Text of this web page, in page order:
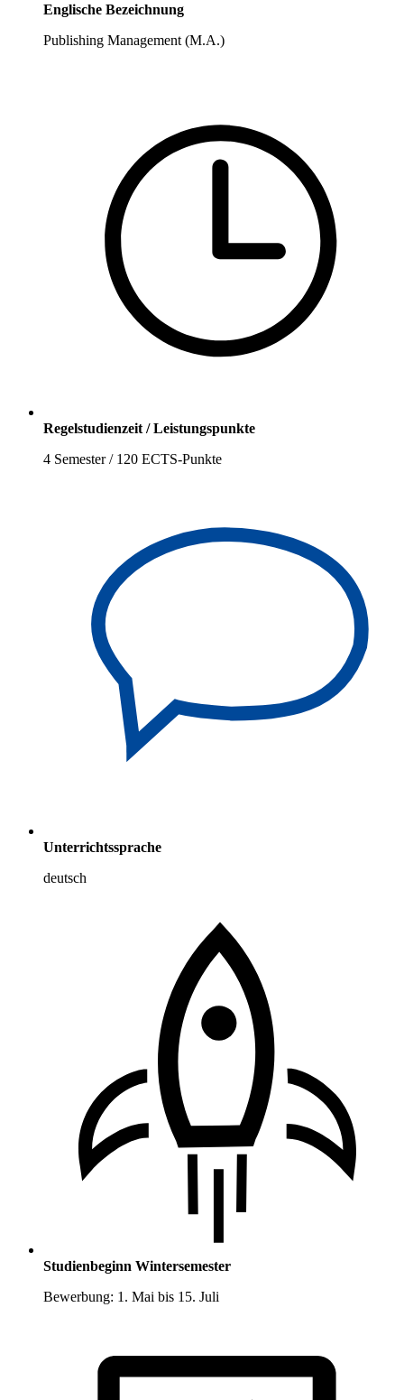
Englische Bezeichnung
Publishing Management (M.A.)
Regelstudienzeit / Leistungspunkte
4 Semester / 120 ECTS-Punkte
Unterrichtssprache
deutsch
Studienbeginn Wintersemester
Bewerbung: 1. Mai bis 15. Juli